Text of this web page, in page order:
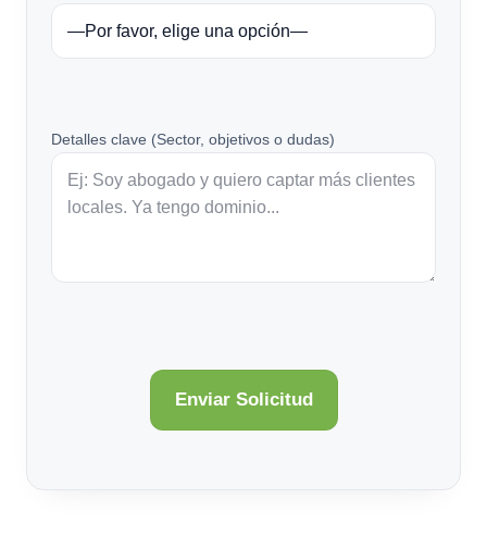
Detalles clave (Sector, objetivos o dudas)